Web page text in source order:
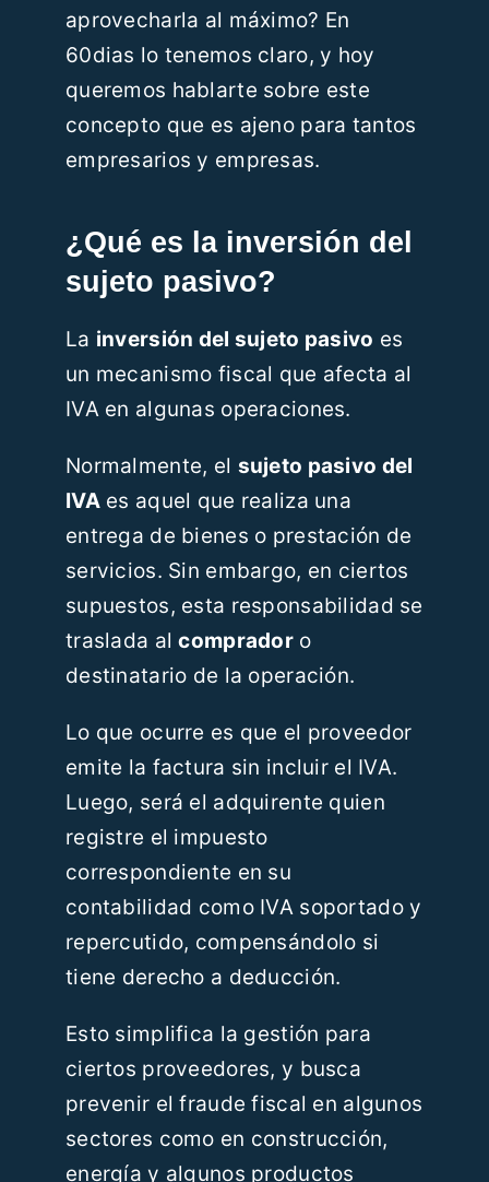
Contáctanos
aprovecharla al máximo? En
60dias lo tenemos claro, y hoy
queremos hablarte sobre este
concepto que es ajeno para tantos
empresarios y empresas.
¿Qué es la inversión del
sujeto pasivo?
La inversión del sujeto pasivo es
un mecanismo fiscal que afecta al
IVA en algunas operaciones.
Normalmente, el sujeto pasivo del
IVAes aquel que realiza una
entrega de bienes o prestación de
servicios. Sin embargo, en ciertos
supuestos, esta responsabilidad se
traslada alcompradoro
destinatario de la operación.
Lo que ocurre es que el proveedor
emite la factura sin incluir el IVA.
Luego, será el adquirente quien
registre el impuesto
correspondiente en su
contabilidad como IVA soportado y
repercutido, compensándolo si
tiene derecho a deducción.
Esto simplifica la gestión para
ciertos proveedores, y busca
prevenir el fraude fiscal en algunos
sectores como en construcción,
energía y algunos productos